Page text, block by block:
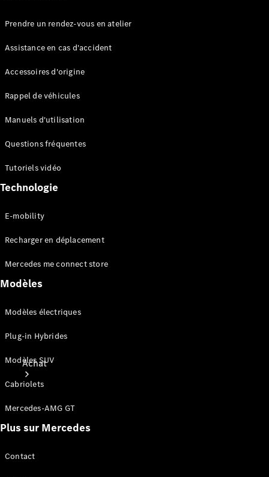
Classe V
Configurateur
Benz Store
Mercedes-Benz Store
Achat
Consultez le
Prendre un rendez-vous en atelier
Assistance en cas d'accident
Accessoires d'origine
Rappel de véhicules
Manuels d'utilisation
Questions fréquentes
Tutoriels vidéo
Technologie
E-mobility
Recharger en déplacement
Mercedes me connect store
Modèles
Modèles électriques
Plug-in Hybrides
Modèles SUV
Cabriolets
Mercedes-AMG GT
Plus sur Mercedes
Contact